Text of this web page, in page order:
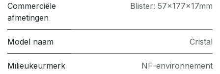
Commerciële
afmetingen
Blister: 57x177x17mm
Model naam Cristal
Milieukeurmerk NF-environnement